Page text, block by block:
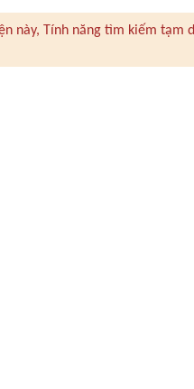
này, Tính năng tìm kiếm